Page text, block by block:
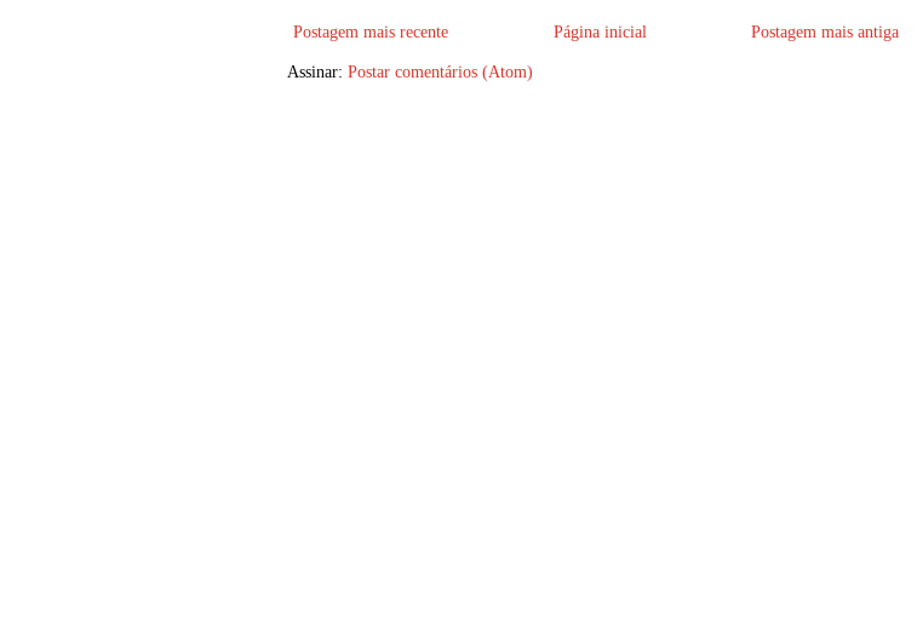
Postagem mais recente Postagem mais antiga
Página inicial
Assinar: Postar comentários (Atom)